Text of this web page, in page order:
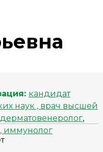
кандидат
наук , врач высшей
,
, иммунолог